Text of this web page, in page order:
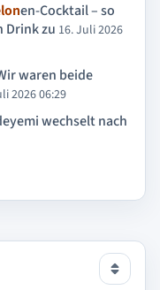
en-Cocktail – so
Drink zu 16. Juli 2026
waren beide
2026 06:29
wechselt nach